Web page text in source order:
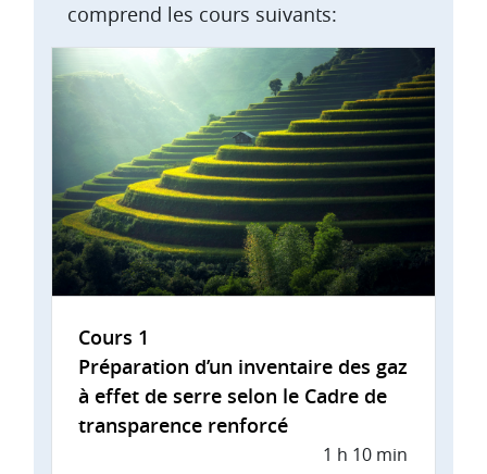
comprend les cours suivants:
Cours 1
Préparation d’un inventaire des gaz
à effet de serre selon le Cadre de
transparence renforcé
1 h 10 min